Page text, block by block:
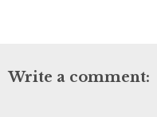
Write a comment: